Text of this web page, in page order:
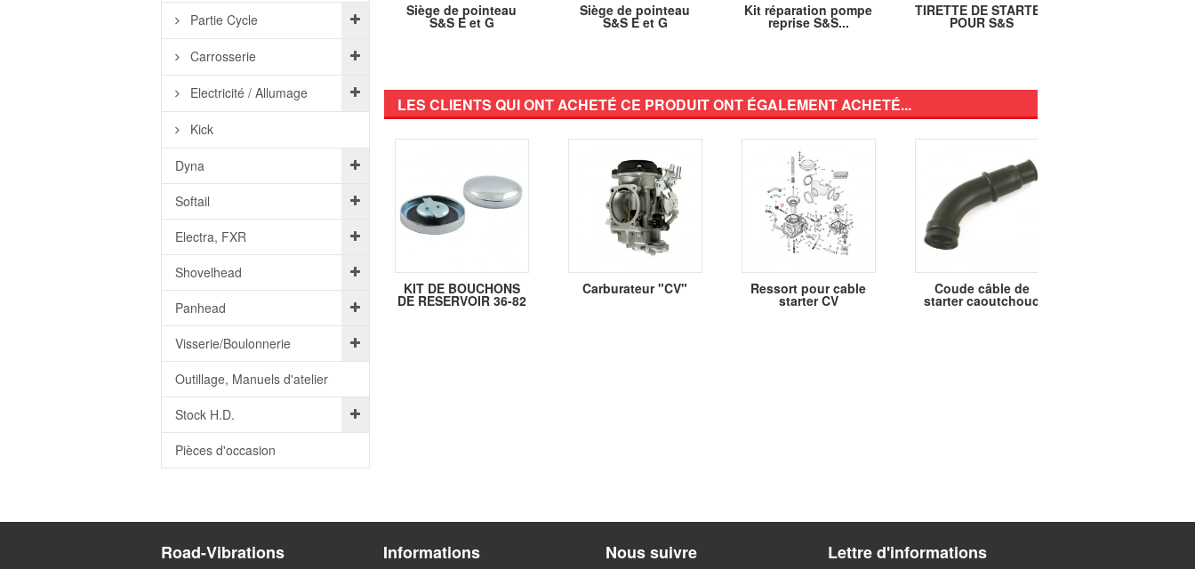
Partie Cycle
Carrosserie
Electricité / Allumage
Kick
Dyna
Softail
Electra, FXR
Shovelhead
Panhead
Visserie/Boulonnerie
Outillage, Manuels d'atelier
Stock H.D.
Pièces d'occasion
Siège de pointeau
S&S E et G
Siège de pointeau
S&S E et G
Kit réparation pompe
reprise S&S...
TIRETTE DE STARTER
POUR S&S
LES CLIENTS QUI ONT ACHETÉ CE PRODUIT ONT ÉGALEMENT ACHETÉ...
KIT DE BOUCHONS
DE RESERVOIR 36-82
Carburateur "CV" Ressort pour cable
starter CV
Coude câble de
starter caoutchouc
Road-Vibrations Informations Nous suivre Lettre d'informations